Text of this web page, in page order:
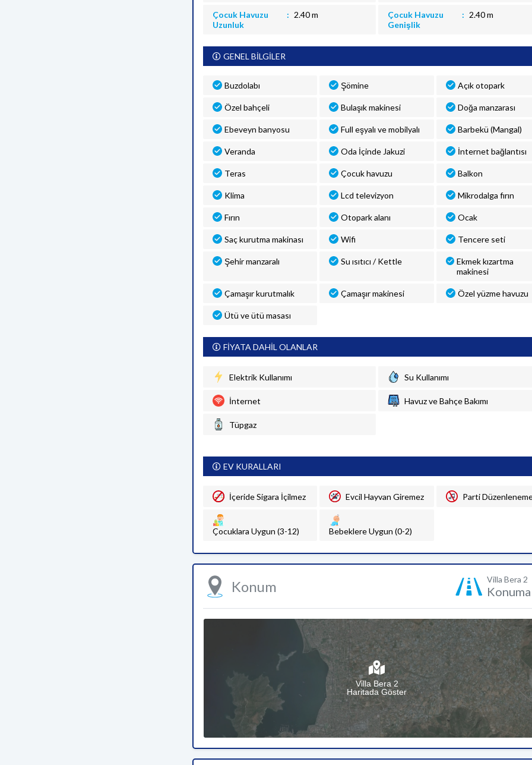
Çocuk Havuzu
Uzunluk
2.40 m
Çocuk Havuzu
Genişlik
2.40 m
GENEL BİLGİLER
Buzdolabı Şömine Açık otopark
Özel bahçeli Bulaşık makinesi Doğa manzarası
Ebeveyn banyosu Full eşyalı ve mobilyalı Barbekü (Mangal)
Veranda Oda İçinde Jakuzi İnternet bağlantısı
Teras Çocuk havuzu Balkon
Klima Lcd televizyon Mikrodalga fırın
Fırın Otopark alanı Ocak
Saç kurutma makinası Wifi Tencere seti
Şehir manzaralı Su ısıtıcı / Kettle
Ekmek kızartma
makinesi
Çamaşır kurutmalık Çamaşır makinesi Özel yüzme havuzu
Ütü ve ütü masası
FİYATA DAHİL OLANLAR
Elektrik Kullanımı Su Kullanımı
İnternet Havuz ve Bahçe Bakımı
Tüpgaz
EV KURALLARI
İçeride Sigara İçilmez Evcil Hayvan Giremez Parti
Çocuklara Uygun (3-12) Bebeklere Uygun (0-2)
Konum Villa Bera 2
Villa Bera 2
Haritada Göster